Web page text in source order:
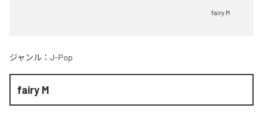
fairy M
ジャンル： J-Pop
fairy M